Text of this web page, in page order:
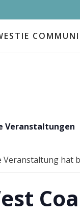
Veranstaltungen
Veranstaltung hat